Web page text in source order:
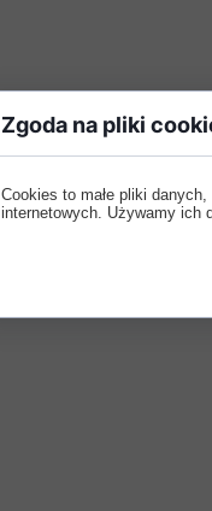
Zgoda na pliki
Cookies to małe pliki
internetowych. Używamy ich